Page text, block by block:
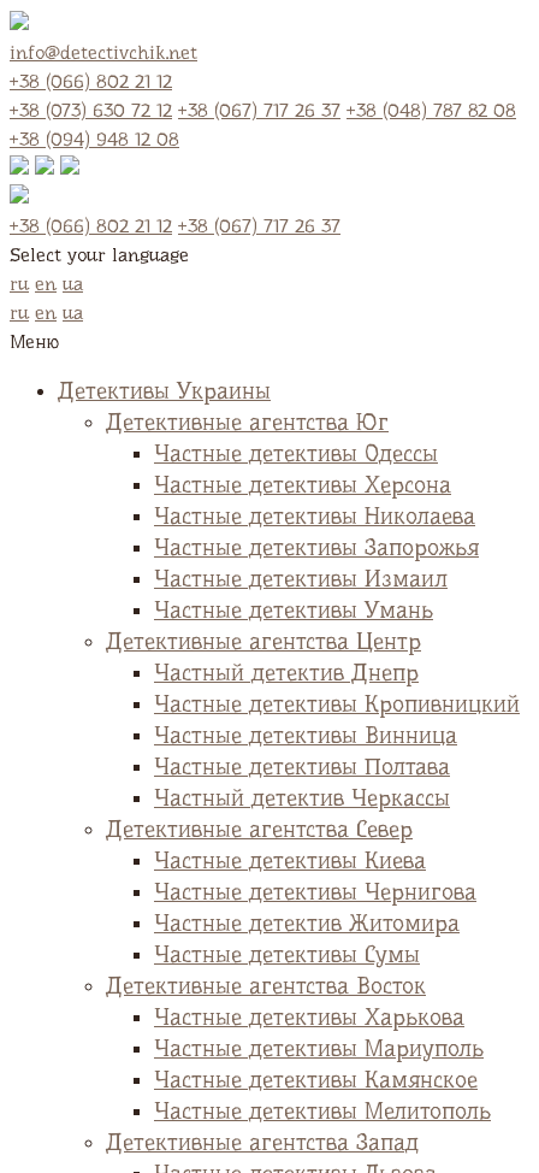
info@detectivchik.net
+38 (066) 802 21 12
+38 (073) 630 72 12 +38 (067) 717 26 37 +38 (048) 787 82 08
+38 (094) 948 12 08
+38 (066) 802 21 12 +38 (067) 717 26 37
Select your language
ru en ua
ru en ua
Меню
Детективы Украины
Детективные агентства Юг
Частные детективы Одессы
Частные детективы Херсона
Частные детективы Николаева
Частные детективы Запорожья
Частные детективы Измаил
Частные детективы Умань
Детективные агентства Центр
Частный детектив Днепр
Частные детективы Кропивницкий
Частные детективы Винница
Частные детективы Полтава
Частный детектив Черкассы
Детективные агентства Север
Частные детективы Киева
Частные детективы Чернигова
Частные детектив Житомира
Частные детективы Сумы
Детективные агентства Восток
Частные детективы Харькова
Частные детективы Мариуполь
Частные детективы Камянское
Частные детективы Мелитополь
Детективные агентства Запад